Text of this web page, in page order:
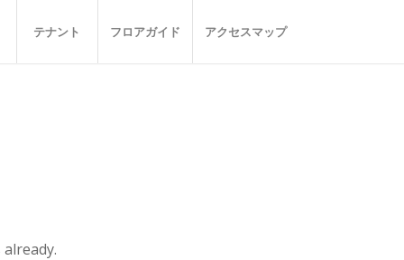
テナント フロアガイド アクセスマップ